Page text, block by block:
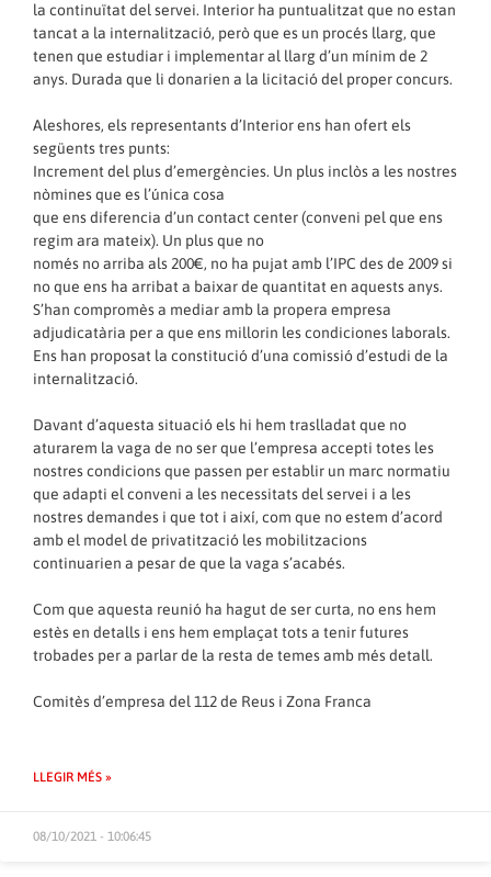
la continuïtat del servei. Interior ha puntualitzat que no estan
tancat a la internalització, però que es un procés llarg, que
tenen que estudiar i implementar al llarg d’un mínim de 2
anys. Durada que li donarien a la licitació del proper concurs.
Aleshores, els representants d’Interior ens han ofert els
següents tres punts:
Increment del plus d’emergències. Un plus inclòs a les nostres
nòmines que es l’única cosa
que ens diferencia d’un contact center (conveni pel que ens
regim ara mateix). Un plus que no
només no arriba als 200€, no ha pujat amb l’IPC des de 2009 si
no que ens ha arribat a baixar de quantitat en aquests anys.
S’han compromès a mediar amb la propera empresa
adjudicatària per a que ens millorin les condiciones laborals.
Ens han proposat la constitució d’una comissió d’estudi de la
internalització.
Davant d’aquesta situació els hi hem traslladat que no
aturarem la vaga de no ser que l’empresa accepti totes les
nostres condicions que passen per establir un marc normatiu
que adapti el conveni a les necessitats del servei i a les
nostres demandes i que tot i així, com que no estem d’acord
amb el model de privatització les mobilitzacions
continuarien a pesar de que la vaga s’acabés.
Com que aquesta reunió ha hagut de ser curta, no ens hem
estès en detalls i ens hem emplaçat tots a tenir futures
trobades per a parlar de la resta de temes amb més detall.
Comitès d’empresa del 112 de Reus i Zona Franca
LLEGIR MÉS »
08/10/2021 - 10:06:45